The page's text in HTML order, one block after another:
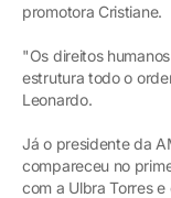
promotora Cristiane.
"Os direitos
estrutura todo o
Leonardo.
Já o presidente da
compareceu no
com a Ulbra Torres